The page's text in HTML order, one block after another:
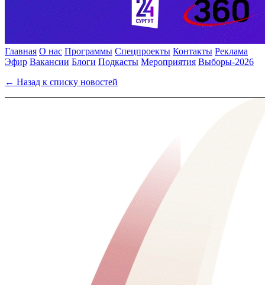
Главная О нас Программы Спецпроекты Контакты Реклама
Эфир Вакансии Блоги Подкасты Мероприятия Выборы-2026
← Назад к списку новостей